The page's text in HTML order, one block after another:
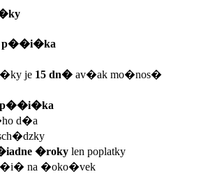
p��i�ka
je 15 dn� av�ak mo�nos�
p��i�ka
d�a
�roky len poplatky
na �oko�vek